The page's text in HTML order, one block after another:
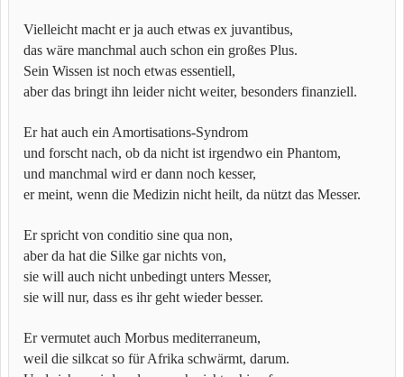
Vielleicht macht er ja auch etwas ex juvantibus,
das wäre manchmal auch schon ein großes Plus.
Sein Wissen ist noch etwas essentiell,
aber das bringt ihn leider nicht weiter, besonders finanziell.
Er hat auch ein Amortisations-Syndrom
und forscht nach, ob da nicht ist irgendwo ein Phantom,
und manchmal wird er dann noch kesser,
er meint, wenn die Medizin nicht heilt, da nützt das Messer.
Er spricht von conditio sine qua non,
aber da hat die Silke gar nichts von,
sie will auch nicht unbedingt unters Messer,
sie will nur, dass es ihr geht wieder besser.
Er vermutet auch Morbus mediterraneum,
weil die silkcat so für Afrika schwärmt, darum.